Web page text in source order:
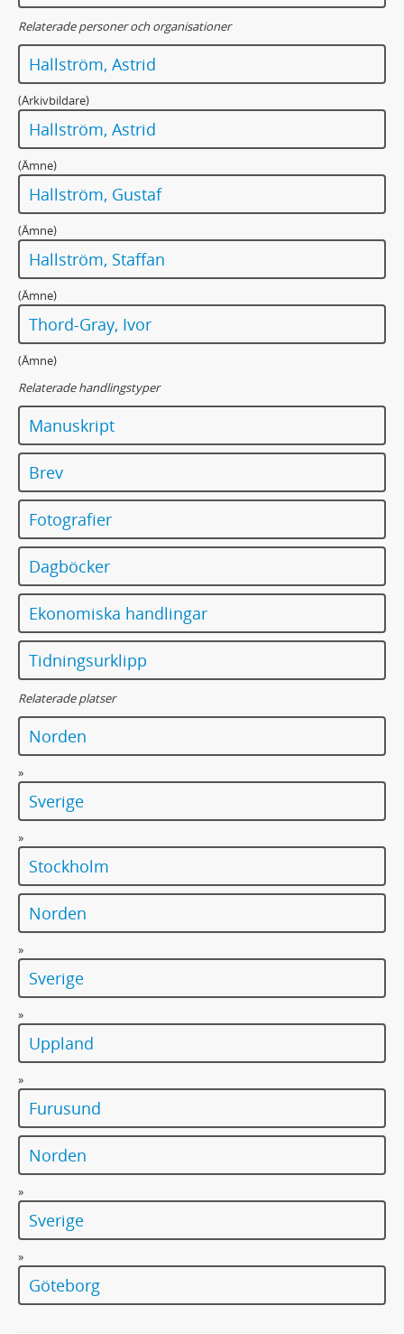
Relaterade personer och organisationer
Hallström, Astrid
(Arkivbildare)
Hallström, Astrid
(Ämne)
Hallström, Gustaf
(Ämne)
Hallström, Staffan
(Ämne)
Thord-Gray, Ivor
(Ämne)
Relaterade handlingstyper
Manuskript
Brev
Fotografier
Dagböcker
Ekonomiska handlingar
Tidningsurklipp
Relaterade platser
Norden
»
Sverige
»
Stockholm
Norden
»
Sverige
»
Uppland
»
Furusund
Norden
»
Sverige
»
Göteborg